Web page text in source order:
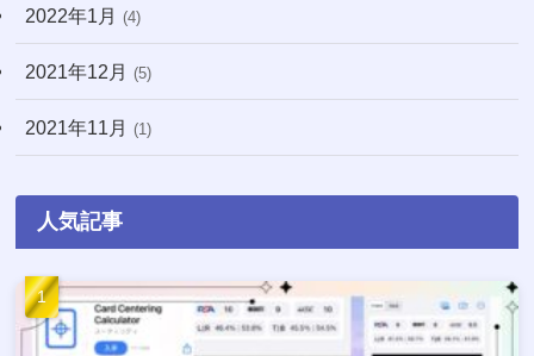
2022年1月 (4)
2021年12月 (5)
2021年11月 (1)
人気記事